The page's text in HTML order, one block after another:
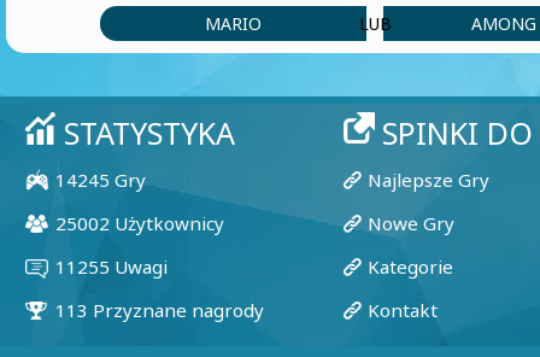
MARIO LUB AMONG